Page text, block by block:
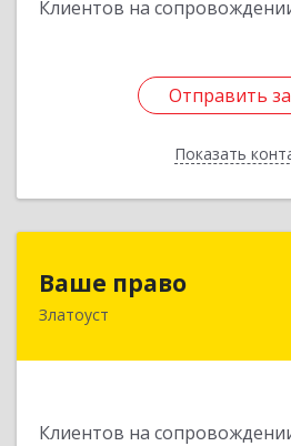
Клиентов на
Отправить
Показать
Отправить
Назад
Ваше право
Златоуст
Клиентов на